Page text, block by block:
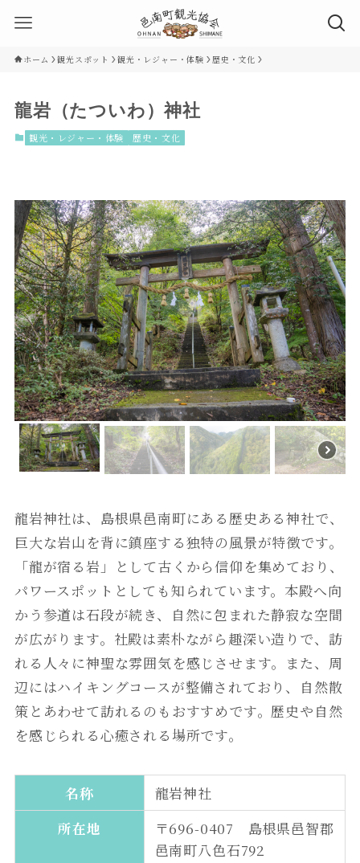
ホーム 観光スポット 観光・レジャー・体験 歴史・文化
龍岩（たついわ）神社
観光・レジャー・体験 歴史・文化
龍岩神社は、島根県邑南町にある歴史ある神社で、
巨大な岩山を背に鎮座する独特の風景が特徴です。
「龍が宿る岩」として古くから信仰を集めており、
パワースポットとしても知られています。本殿へ向
かう参道は石段が続き、自然に包まれた静寂な空間
が広がります。社殿は素朴ながら趣深い造りで、訪
れる人々に神聖な雰囲気を感じさせます。また、周
辺にはハイキングコースが整備されており、自然散
策とあわせて訪れるのもおすすめです。歴史や自然
を感じられる心癒される場所です。
名称
龍岩神社
所在地
〒696-0407 島根県邑智郡
邑南町八色石792